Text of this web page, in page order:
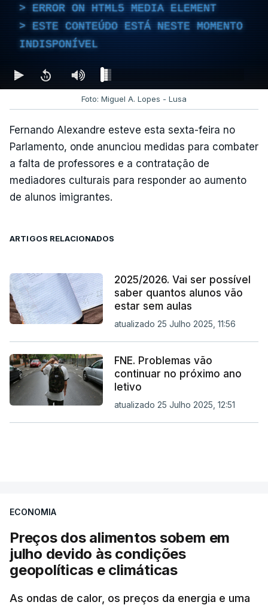
ERROR ON HTML5 MEDIA ELEMENT
ESTE CONTEÚDO ESTÁ NESTE MOMENTO
INDISPONÍVEL
Foto: Miguel A. Lopes - Lusa
Fernando Alexandre esteve esta sexta-feira no
Parlamento, onde anunciou medidas para combater
a falta de professores e a contratação de
mediadores culturais para responder ao aumento
de alunos imigrantes.
ARTIGOS RELACIONADOS
2025/2026. Vai ser possível
saber quantos alunos vão
estar sem aulas
atualizado 25 Julho 2025, 11:56
FNE. Problemas vão
continuar no próximo ano
letivo
atualizado 25 Julho 2025, 12:51
ECONOMIA
Preços dos alimentos sobem em
julho devido às condições
geopolíticas e climáticas
As ondas de calor, os preços da energia e uma